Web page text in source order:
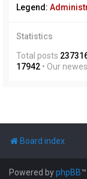
Legend:
Statistics
Total posts
17942 • Our
Board index
Powered byphpBB™